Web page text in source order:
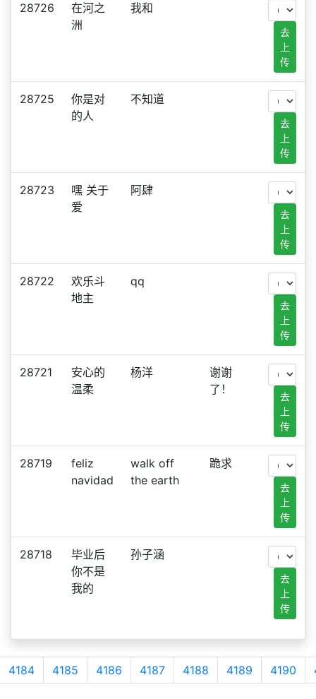
28726
在河之
洲
我和
去
上
传
28725
你是对
的人
不知道
去
上
传
28723
嘿 关于
爱
阿肆
去
上
传
28722
欢乐斗
地主
qq
去
上
传
28721
安心的
温柔
杨洋
谢谢
了！
去
上
传
28719
feliz
navidad
walk off
the earth
跪求
去
上
传
28718
毕业后
你不是
我的
孙子涵
去
上
传
4184 4185 4186 4187 4188 4189 4190